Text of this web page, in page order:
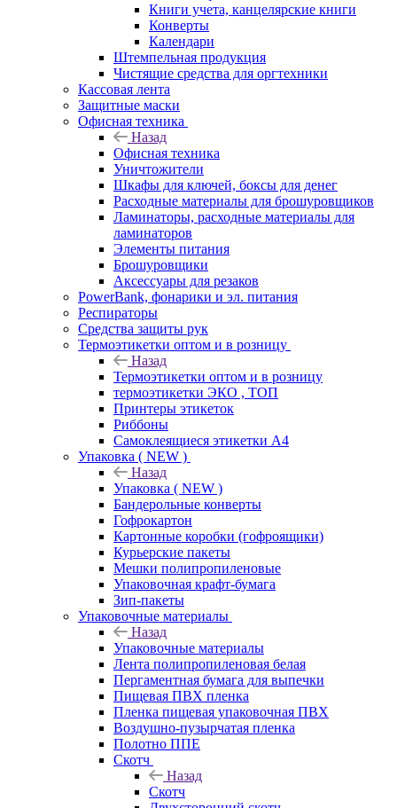
Книги учета, канцелярские книги
Конверты
Календари
Штемпельная продукция
Чистящие средства для оргтехники
Кассовая лента
Защитные маски
Офисная техника
Назад
Офисная техника
Уничтожители
Шкафы для ключей, боксы для денег
Расходные материалы для брошуровщиков
Ламинаторы, расходные материалы для
ламинаторов
Элементы питания
Брошуровщики
Аксессуары для резаков
PowerBank, фонарики и эл. питания
Респираторы
Средства защиты рук
Термоэтикетки оптом и в розницу
Назад
Термоэтикетки оптом и в розницу
термоэтикетки ЭКО , ТОП
Принтеры этикеток
Риббоны
Самоклеящиеся этикетки А4
Упаковка ( NEW )
Назад
Упаковка ( NEW )
Бандерольные конверты
Гофрокартон
Картонные коробки (гофроящики)
Курьерские пакеты
Мешки полипропиленовые
Упаковочная крафт-бумага
Зип-пакеты
Упаковочные материалы
Назад
Упаковочные материалы
Лента полипропиленовая белая
Пергаментная бумага для выпечки
Пищевая ПВХ пленка
Пленка пищевая упаковочная ПВХ
Воздушно-пузырчатая пленка
Полотно ППЕ
Скотч
Назад
Скотч